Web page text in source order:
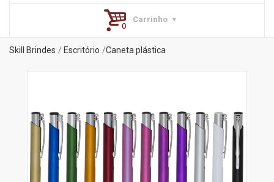
Carrinho
Skill Brindes Escritório Caneta plástica